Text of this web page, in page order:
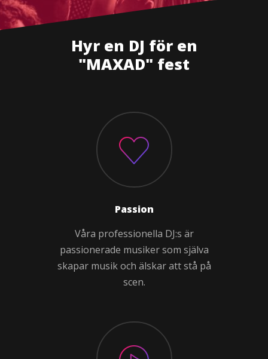
Hyr en DJ för en
"MAXAD" fest
Passion
Våra professionella DJ:s är
passionerade musiker som själva
skapar musik och älskar att stå på
scen.